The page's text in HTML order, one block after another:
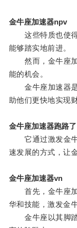
金牛座加速器npv
这些特质也使得
能够踏实地前进。
然而，金牛座加
能的机会。
金牛座加速器是
助他们更快地实现
金牛座加速器跑路了
它通过激发金牛
速发展的方式，让
金牛座加速器vn
首先，金牛座加
华和技能，激发金
金牛座以其脚踏